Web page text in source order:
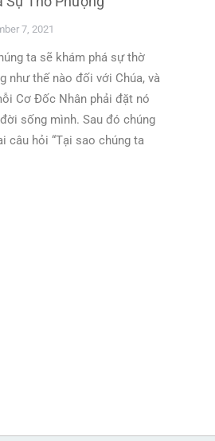
7, 2021
ta sẽ khám phá sự thờ
như thế nào đối với Chúa, và
Cơ Đốc Nhân phải đặt nó
sống mình. Sau đó chúng
câu hỏi “Tại sao chúng ta